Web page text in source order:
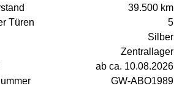
39.500 km
Türen
5
Silber
Zentrallager
ab ca. 10.08.2026
GW-ABO1989